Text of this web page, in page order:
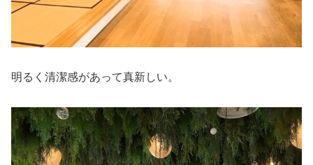
明るく清潔感があって真新しい。